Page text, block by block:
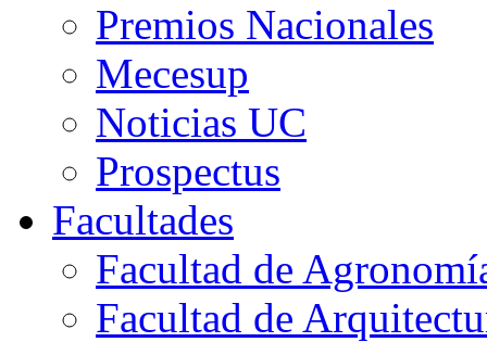
Premios Nacionales
Mecesup
Noticias UC
Prospectus
Facultades
Facultad de
Facultad de